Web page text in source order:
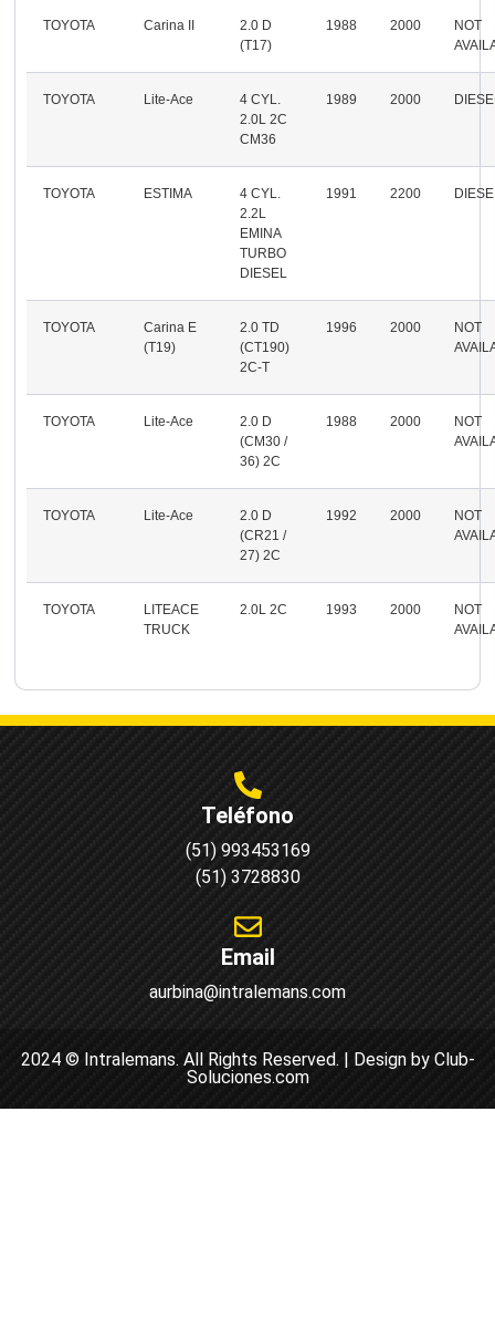
TOYOTA Carina II
2.0 D
(T17)
1988 2000
NOT
TOYOTA Lite-Ace
4 CYL.
2.0L 2C
CM36
1989 2000
TOYOTA ESTIMA
4 CYL.
2.2L
EMINA
TURBO
DIESEL
1991 2200
TOYOTA
Carina E
(T19)
2.0 TD
(CT190)
2C-T
1996 2000
NOT
TOYOTA Lite-Ace
2.0 D
(CM30 /
36) 2C
1988 2000
NOT
TOYOTA Lite-Ace
2.0 D
(CR21 /
27) 2C
1992 2000
NOT
TOYOTA
LITEACE
TRUCK
2.0L 2C 1993 2000
NOT
Teléfono
(51) 993453169
(51) 3728830
Email
aurbina@intralemans.com
2024 © Intralemans. All Rights Reserved. | Design by Club-
Soluciones.com